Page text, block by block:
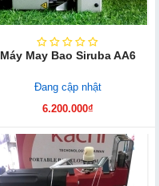
Máy May Bao Siruba AA6
Đang cập nhật
6.200.000₫